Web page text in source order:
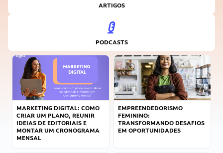
ARTIGOS
PODCASTS
MARKETING DIGITAL: COMO
CRIAR UM PLANO, REUNIR
IDEIAS DE EDITORIAIS E
MONTAR UM CRONOGRAMA
MENSAL
EMPREENDEDORISMO
FEMININO:
TRANSFORMANDO DESAFIOS
EM OPORTUNIDADES